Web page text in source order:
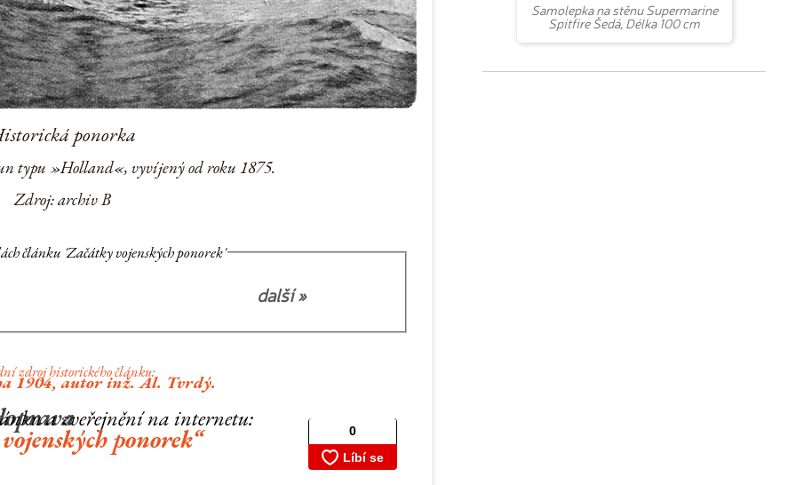
ponorka
typu »Holland«, vyvíjený od roku 1875.
Zdroj: archiv B
článku 'Začátky vojenských ponorek'
další »
zdroj historického článku:
1904, autor inž. Al. Tvrdý.
a zveřejnění na internetu:
ponorek“
Samolepka na stěnu Supermarine
Spitfire Šedá, Délka 100 cm